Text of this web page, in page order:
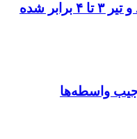
*چرا قبض آب و برق خرداد و تیر ۳ تا ۴ برابر شده
جیب واسطه‌ها